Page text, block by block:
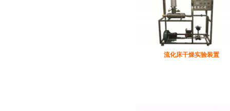
流化床干燥实验装置